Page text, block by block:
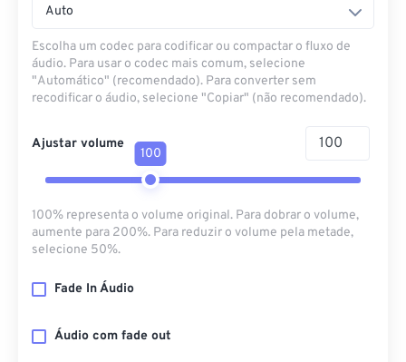
Auto
Escolha um codec para codificar ou compactar o fluxo de
áudio. Para usar o codec mais comum, selecione
"Automático" (recomendado). Para converter sem
recodificar o áudio, selecione "Copiar" (não recomendado).
Ajustar volume
100
100% representa o volume original. Para dobrar o volume,
aumente para 200%. Para reduzir o volume pela metade,
selecione 50%.
Fade In Áudio
Áudio com fade out